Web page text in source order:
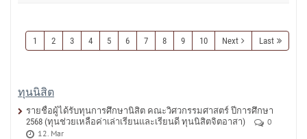
1 2 3 4 5 6 7 8 9 10 Next Last
ทุนนิสิต
รายชื่อผู้ได้รับทุนการศึกษานิสิต คณะวิศวกรรมศาสตร์ ปีการศึกษา
2568 (ทุนช่วยเหลือค่าเล่าเรียนและเรียนดี ทุนนิสิตจิตอาสา)
0
12. Mar